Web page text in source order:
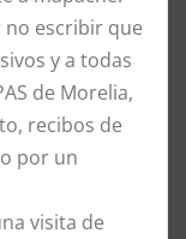
no escribir que
y a todas
de Morelia,
recibos de
por un
visita de